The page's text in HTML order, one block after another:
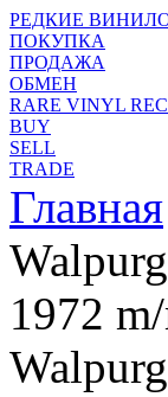
РЕДКИЕ
ПОКУПКА
ПРОДАЖА
ОБМЕН
RARE VINYL
BUY
SELL
TRADE
Главная
1972